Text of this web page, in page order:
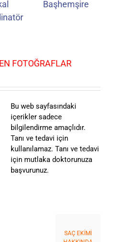
Başhemşire
FOTOĞRAFLAR
Bu web sayfasındaki
içerikler sadece
bilgilendirme amaçlıdır.
Tanı ve tedavi için
kullanılamaz. Tanı ve tedavi
için mutlaka doktorunuza
başvurunuz.
SAÇ EKİMİ